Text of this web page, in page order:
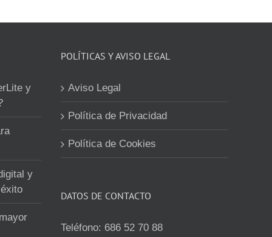
y
y
POLÍTICAS Y AVISO LEGAL
Aviso Legal
Política de Privacidad
Política de Cookies
DATOS DE CONTACTO
Teléfono: 686 52 70 88